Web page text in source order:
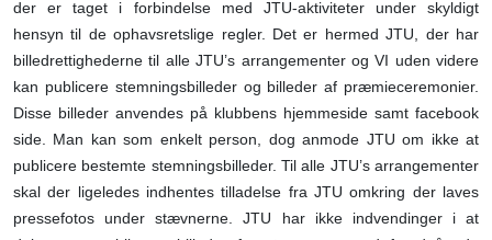
der er taget i forbindelse med JTU-aktiviteter under skyldigt
hensyn til de ophavsretslige regler. Det er hermed JTU, der har
billedrettighederne til alle JTU’s arrangementer og VI uden videre
kan publicere stemningsbilleder og billeder af præmieceremonier.
Disse billeder anvendes på klubbens hjemmeside samt facebook
side. Man kan som enkelt person, dog anmode JTU om ikke at
publicere bestemte stemningsbilleder. Til alle JTU’s arrangementer
skal der ligeledes indhentes tilladelse fra JTU omkring der laves
pressefotos under stævnerne. JTU har ikke indvendinger i at